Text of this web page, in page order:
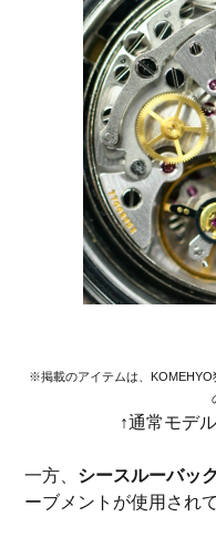
※掲載のアイテムは、KOMEHYO
↑通常モデ
一方、 シースルーバッ
ーブメントが使用され